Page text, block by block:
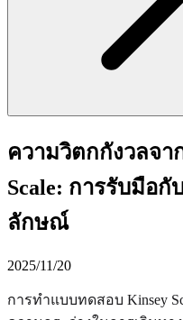
ความวิตกกังวลจา
Scale: การรับมือ
ลักษณ์
2025/11/20
การทำแบบทดสอบ Kinsey